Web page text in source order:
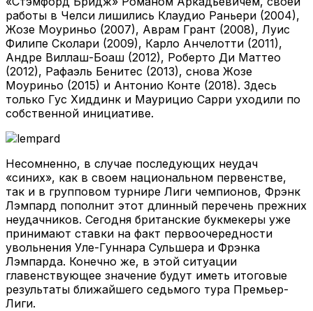
работы в Челси лишились Клаудио Раньери (2004),
Жозе Моуриньо (2007), Аврам Грант (2008), Луис
Филипе Сколари (2009), Карло Анчелотти (2011),
Андре Виллаш-Боаш (2012), Роберто Ди Маттео
(2012), Рафаэль Бенитес (2013), снова Жозе
Моуриньо (2015) и Антонио Конте (2018). Здесь
только Гус Хиддинк и Маурицио Сарри уходили по
собственной инициативе.
Несомненно, в случае последующих неудач
«синих», как в своем национальном первенстве,
так и в групповом турнире Лиги чемпионов, Фрэнк
Лэмпард пополнит этот длинный перечень прежних
неудачников. Сегодня британские букмекеры уже
принимают ставки на факт первоочередности
увольнения Уле-Гуннара Сульшера и Фрэнка
Лэмпарда. Конечно же, в этой ситуации
главенствующее значение будут иметь итоговые
результаты ближайшего седьмого тура Премьер-
Лиги.